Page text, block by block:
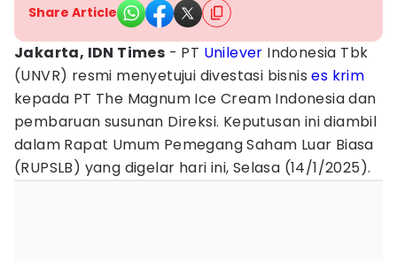
Share Article
Jakarta, IDN Times - PT Unilever Indonesia Tbk
(UNVR) resmi menyetujui divestasi bisnises krim
kepada PT The Magnum Ice Cream Indonesia dan
pembaruan susunan Direksi. Keputusan ini diambil
dalam Rapat Umum Pemegang Saham Luar Biasa
(RUPSLB) yang digelar hari ini, Selasa (14/1/2025).